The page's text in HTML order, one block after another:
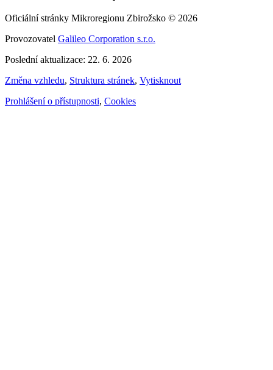
Oficiální stránky Mikroregionu Zbirožsko © 2026
Provozovatel Galileo Corporation s.r.o.
Poslední aktualizace: 22. 6. 2026
Změna vzhledu, Struktura stránek, Vytisknout
Prohlášení o přístupnosti, Cookies